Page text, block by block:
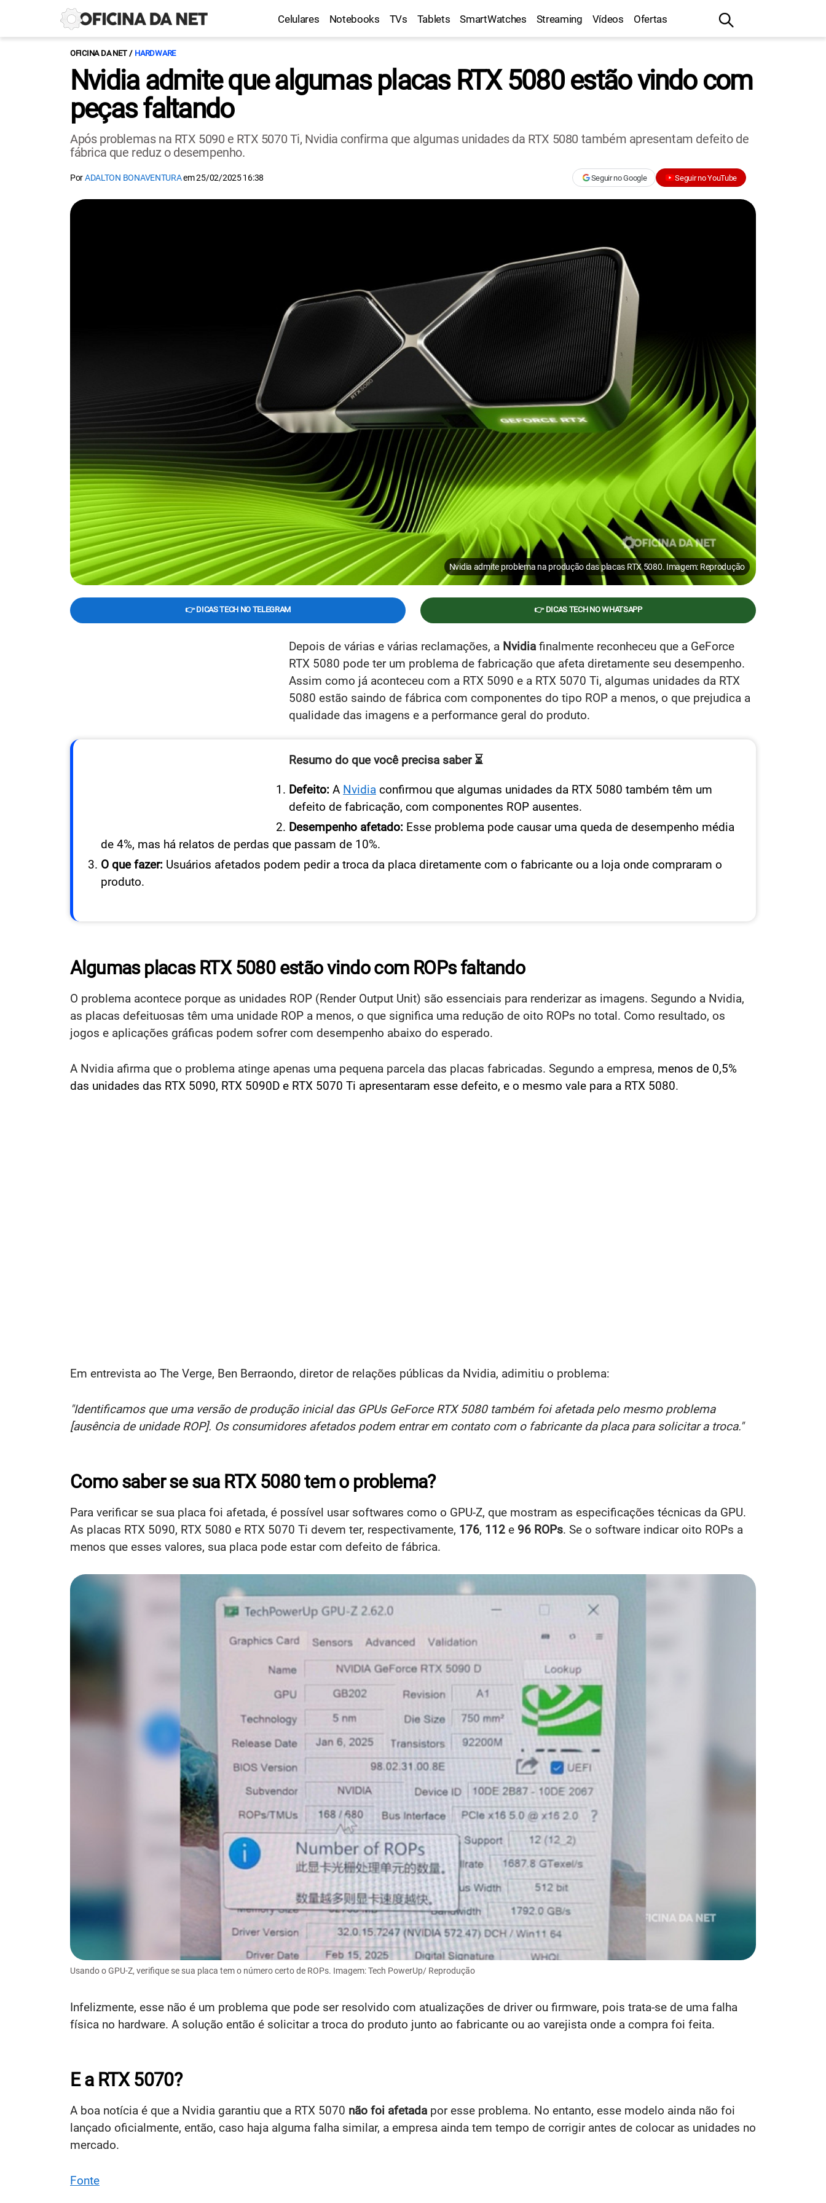
Celulares Notebooks TVs Tablets SmartWatches Streaming Vídeos Ofertas
OFICINA DA NET HARDWARE
Nvidia admite que algumas placas RTX 5080 estão vindo com
peças faltando
Após problemas na RTX 5090 e RTX 5070 Ti, Nvidia confirma que algumas unidades da RTX 5080 também apresentam defeito de
fábrica que reduz o desempenho.
PorADALTON BONAVENTURAem25/02/2025 16:38 Seguir no Google Seguir no YouTube
Nvidia admite problema na produção das placas RTX 5080. Imagem: Reprodução
👉 DICAS TECH NO TELEGRAM 👉 DICAS TECH NO WHATSAPP
Depois de várias e várias reclamações, a Nvidia finalmente reconheceu que a GeForce
RTX 5080 pode ter um problema de fabricação que afeta diretamente seu desempenho.
Assim como já aconteceu com a RTX 5090 e a RTX 5070 Ti, algumas unidades da RTX
5080 estão saindo de fábrica com componentes do tipo ROP a menos, o que prejudica a
qualidade das imagens e a performance geral do produto.
Resumo do que você precisa saber ⏳
Defeito: A Nvidia confirmou que algumas unidades da RTX 5080 também têm um
defeito de fabricação, com componentes ROP ausentes.
Desempenho afetado: Esse problema pode causar uma queda de desempenho média
de 4%, mas há relatos de perdas que passam de 10%.
O que fazer: Usuários afetados podem pedir a troca da placa diretamente com o fabricante ou a loja onde compraram o
produto.
Algumas placas RTX 5080 estão vindo com ROPs faltando
O problema acontece porque as unidades ROP (Render Output Unit) são essenciais para renderizar as imagens. Segundo a Nvidia,
as placas defeituosas têm uma unidade ROP a menos, o que significa uma redução de oito ROPs no total. Como resultado, os
jogos e aplicações gráficas podem sofrer com desempenho abaixo do esperado.
A Nvidia afirma que o problema atinge apenas uma pequena parcela das placas fabricadas. Segundo a empresa, menos de 0,5%
das unidades das RTX 5090, RTX 5090D e RTX 5070 Ti apresentaram esse defeito, e o mesmo vale para a RTX 5080.
Em entrevista ao The Verge, Ben Berraondo, diretor de relações públicas da Nvidia, adimitiu o problema:
"Identificamos que uma versão de produção inicial das GPUs GeForce RTX 5080 também foi afetada pelo mesmo problema
[ausência de unidade ROP]. Os consumidores afetados podem entrar em contato com o fabricante da placa para solicitar a troca."
Como saber se sua RTX 5080 tem o problema?
Para verificar se sua placa foi afetada, é possível usar softwares como o GPU-Z, que mostram as especificações técnicas da GPU.
As placas RTX 5090, RTX 5080 e RTX 5070 Ti devem ter, respectivamente, 176, 112 e 96 ROPs. Se o software indicar oito ROPs a
menos que esses valores, sua placa pode estar com defeito de fábrica.
Usando o GPU-Z, verifique se sua placa tem o número certo de ROPs. Imagem: Tech PowerUp/ Reprodução
Infelizmente, esse não é um problema que pode ser resolvido com atualizações de driver ou firmware, pois trata-se de uma falha
física no hardware. A solução então é solicitar a troca do produto junto ao fabricante ou ao varejista onde a compra foi feita.
E a RTX 5070?
A boa notícia é que a Nvidia garantiu que a RTX 5070 não foi afetada por esse problema. No entanto, esse modelo ainda não foi
lançado oficialmente, então, caso haja alguma falha similar, a empresa ainda tem tempo de corrigir antes de colocar as unidades no
mercado.
Fonte